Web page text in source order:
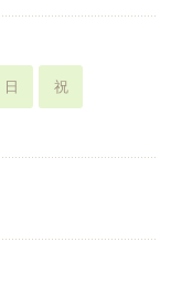
日 祝